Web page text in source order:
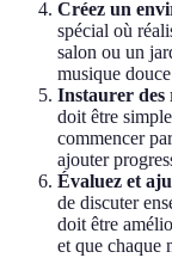
Créez un
spécial où
salon ou un
musique
Instaurer des
doit être
commencer
ajouter
Évaluez et
de discuter
doit être
et que chaque